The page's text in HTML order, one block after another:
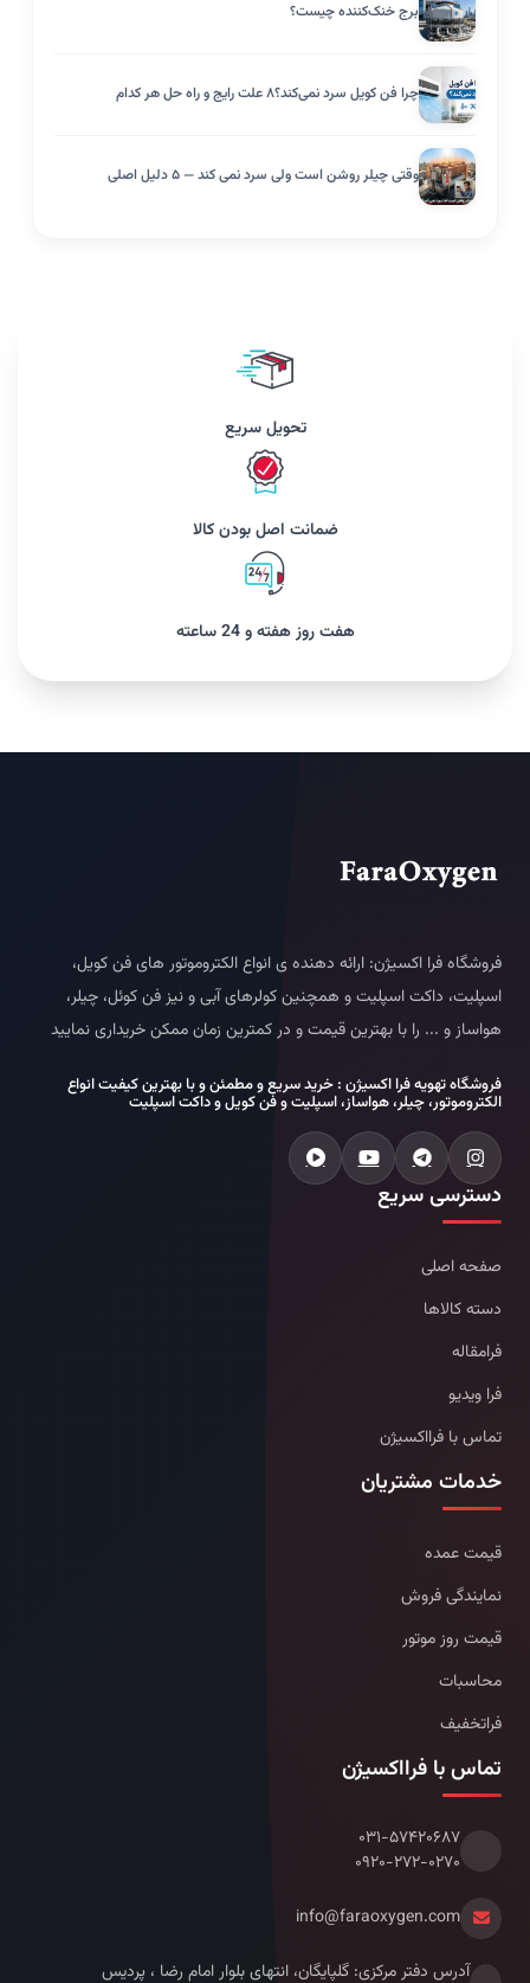
برج خنک‌کننده چیست؟
چرا فن کویل سرد نمی‌کند؟۸ علت رایج و راه حل هر کدام
وقتی چیلر روشن است ولی سرد نمی کند — ۵ دلیل اصلی
تحویل سریع
ضمانت اصل بودن کالا
هفت روز هفته و 24 ساعته
فروشگاه فرا اکسیژن: ارائه دهنده ی انواع الکتروموتور های فن کویل،
اسپلیت، داکت اسپلیت و همچنین کولرهای آبی و نیز فن کوئل، چیلر،
هواساز و ... را با بهترین قیمت و در کمترین زمان ممکن خریداری نمایید
فروشگاه تهویه فرا اکسیژن : خرید سریع و مطمئن و با بهترین کیفیت انواع
الکتروموتور، چیلر، هواساز، اسپلیت و فن کویل و داکت اسپلیت
دسترسی سریع
صفحه اصلی
دسته کالاها
فرامقاله
فرا ویدیو
تماس با فرااکسیژن
خدمات مشتریان
قیمت عمده
نمایندگی فروش
قیمت روز موتور
محاسبات
فراتخفیف
تماس با فرااکسیژن
۰۳۱-۵۷۴۲۰۶۸۷
۰۹۲۰-۲۷۲-۰۲۷۰
info@faraoxygen.com
آدرس دفتر مرکزی: گلپایگان، انتهای بلوار امام رضا ، پردیس